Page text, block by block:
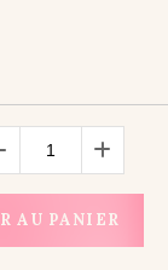
AU PANIER